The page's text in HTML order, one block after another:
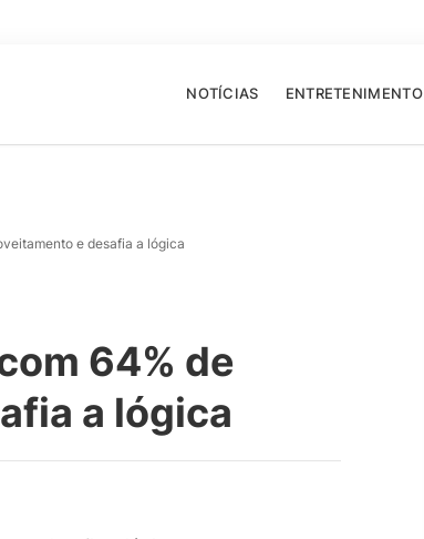
NOTÍCIAS ENTRETENIMENTO
e desafia a lógica
64% de
a lógica